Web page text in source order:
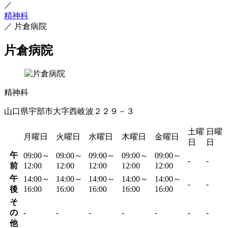
／
精神科
／ 片倉病院
片倉病院
精神科
山口県宇部市大字西岐波２２９－３
月曜日 火曜日 水曜日 木曜日 金曜日
土曜
日
日曜
日
午
前
09:00～
12:00
09:00～
12:00
09:00～
12:00
09:00～
12:00
09:00～
12:00
- -
午
後
14:00～
16:00
14:00～
16:00
14:00～
16:00
14:00～
16:00
14:00～
16:00
- -
そ
の
他
- - - - - - -